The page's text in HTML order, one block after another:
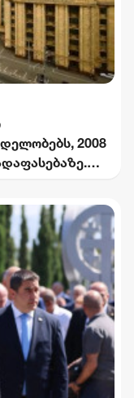
2008
-